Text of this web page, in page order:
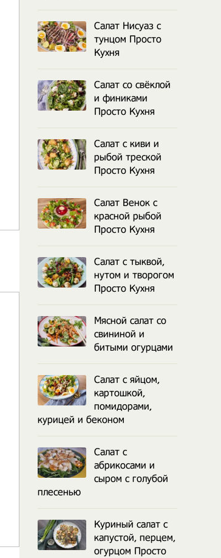
Салат Нисуаз с
тунцом Просто
Кухня
Салат со свёклой
и финиками
Просто Кухня
Салат с киви и
рыбой треской
Просто Кухня
Салат Венок с
красной рыбой
Просто Кухня
Салат с тыквой,
нутом и творогом
Просто Кухня
Мясной салат со
свининой и
битыми огурцами
Салат с яйцом,
картошкой,
помидорами,
курицей и беконом
Салат с
абрикосами и
сыром с голубой
плесенью
Куриный салат с
капустой, перцем,
огурцом Просто